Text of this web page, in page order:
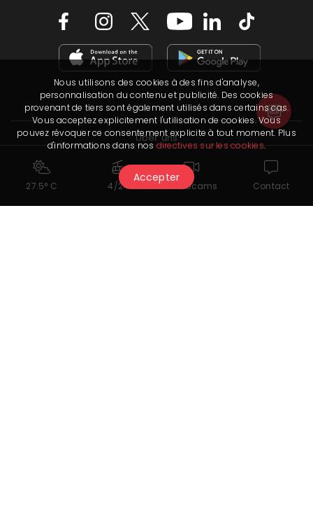
Über uns
Praktische Infos
Stellen
27.5° C 4/24 Webcams Contact
Nous utilisons des cookies à des fins d'analyse,
personnalisation du contenu et publicité. Des cookies
provenant de tiers sont également utilisés dans certains cas.
Vous acceptez explicitement l'utilisation de cookies. Vous
pouvez révoquer ce consentement explicite à tout moment. Plus
d'informations dans nos directives sur les cookies.
Accepter